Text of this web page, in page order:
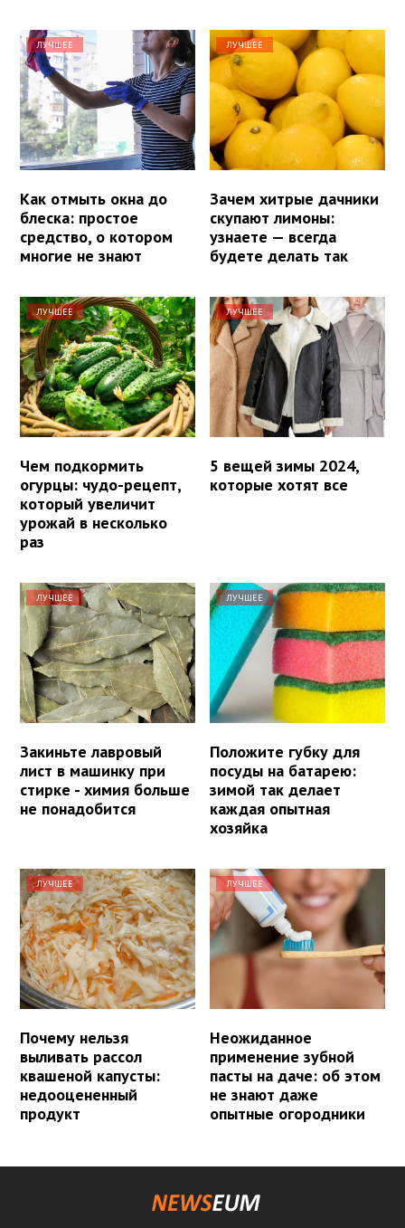
ЛУЧШЕЕ
Как отмыть окна до
блеска: простое
средство, о котором
многие не знают
ЛУЧШЕЕ
Зачем хитрые дачники
скупают лимоны:
узнаете — всегда
будете делать так
ЛУЧШЕЕ
Чем подкормить
огурцы: чудо-рецепт,
который увеличит
урожай в несколько
раз
ЛУЧШЕЕ
5 вещей зимы 2024,
которые хотят все
ЛУЧШЕЕ
Закиньте лавровый
лист в машинку при
стирке - химия больше
не понадобится
ЛУЧШЕЕ
Положите губку для
посуды на батарею:
зимой так делает
каждая опытная
хозяйка
ЛУЧШЕЕ
Почему нельзя
выливать рассол
квашеной капусты:
недооцененный
продукт
ЛУЧШЕЕ
Неожиданное
применение зубной
пасты на даче: об этом
не знают даже
опытные огородники